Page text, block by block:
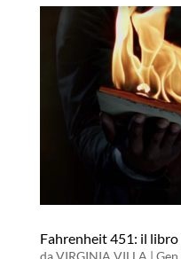
Fahrenheit 451: il